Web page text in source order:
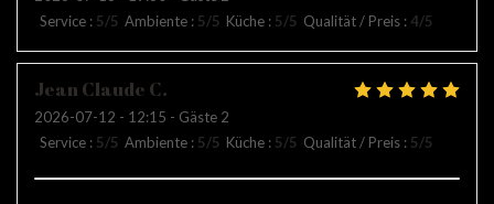
Service : 5/5 Ambiente : 5/5 Küche : 5/5 Qualität / Preis : 4/5
Jean Claude C
2026-07-12 - 12:15 - Gäste 2
Service : 5/5 Ambiente : 5/5 Küche : 5/5 Qualität / Preis : 5/5